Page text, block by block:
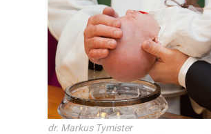
dr. Markus Tymister